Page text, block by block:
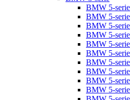
BMW 5-
BMW 5-
BMW 5-
BMW 5-
BMW 5-
BMW 5-
BMW 5-
BMW 5-
BMW 5-
BMW 5-